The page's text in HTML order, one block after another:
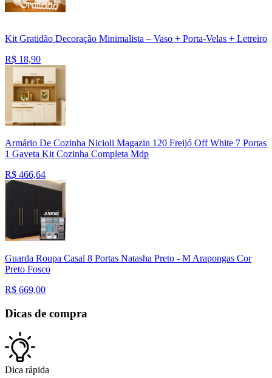
Kit Gratidão Decoração Minimalista – Vaso + Porta-Velas + Letreiro
R$ 18,90
Armário De Cozinha Nicioli Magazin 120 Freijó Off White 7 Portas
1 Gaveta Kit Cozinha Completa Mdp
R$ 466,64
Guarda Roupa Casal 8 Portas Natasha Preto - M Arapongas Cor
Preto Fosco
R$ 669,00
Dicas de compra
Dica rápida